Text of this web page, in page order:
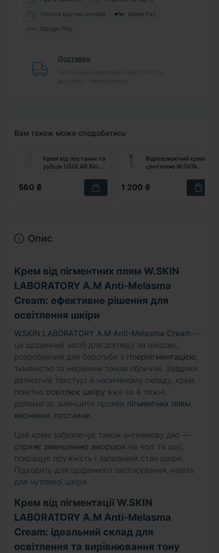
Оплата картою онлайн
Apple Pay
Google Pay
Доставка
Вам також може сподобатись
Крем від постакне та
рубців USOLAB Bio
560 ₴
Відновлюючий крем з
центелою W.SKIN
Plus Repair Cream, 50
мл
1 200 ₴
Опис
Крем від пігментних плям W.SKIN
LABORATORY A.M Anti-Melasma
Cream: ефективне рішення для
освітлення шкіри
W.SKIN LABORATORY A.M Anti-Melasma Cream —
це щоденний засіб для догляду за шкірою,
розроблений для боротьби з гіперпігментацією,
тьмяністю та нерівним тоном обличчя. Завдяки
делікатній текстурі й насиченому складу, крем
помітно освітлює шкіру вже за 4 тижні,
допомагає зменшити прояви пігментних плям,
веснянок, постакне.
Цей крем забезпечує також антивікову дію —
сприяє зменшенню зморшок на чолі та шиї,
покращує пружність і загальний стан шкіри.
Підходить для щоденного застосування, навіть
для чутливої шкіри.
Крем від пігментації W.SKIN
LABORATORY A.M Anti-Melasma
Cream: ідеальний склад для
освітлення та вирівнювання тону